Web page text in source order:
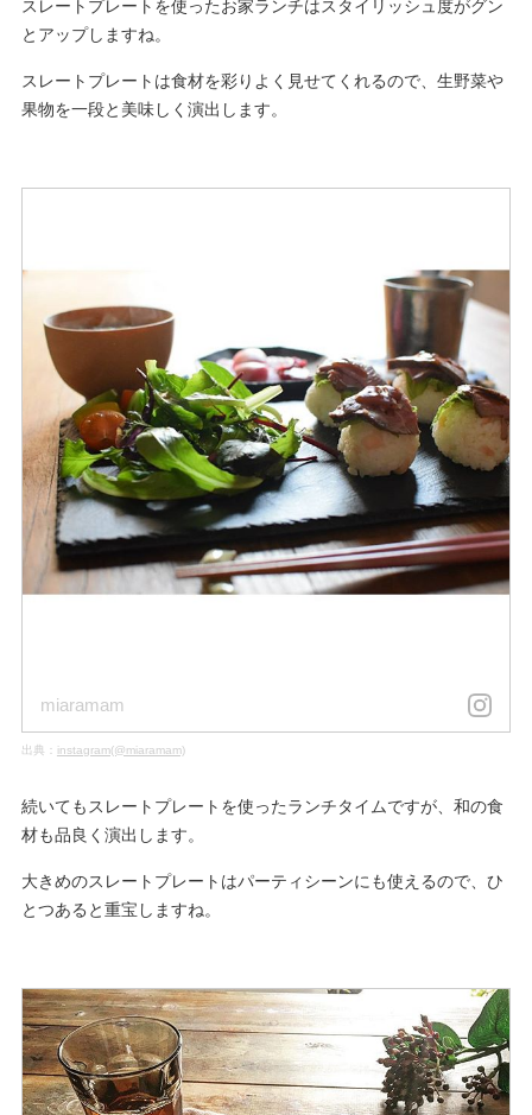
スレートプレートを使ったお家ランチはスタイリッシュ度がグン
とアップしますね。
スレートプレートは食材を彩りよく見せてくれるので、生野菜や
果物を一段と美味しく演出します。
miaramam
出典： instagram(@miaramam)
続いてもスレートプレートを使ったランチタイムですが、和の食
材も品良く演出します。
大きめのスレートプレートはパーティシーンにも使えるので、ひ
とつあると重宝しますね。